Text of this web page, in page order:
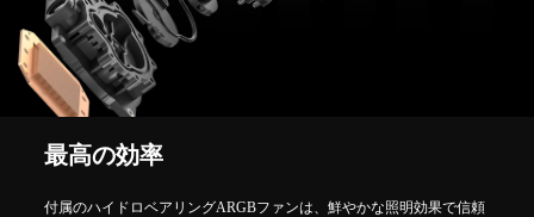
最高の効率
付属のハイドロベアリングARGBファンは、鮮やかな照明効果で信頼